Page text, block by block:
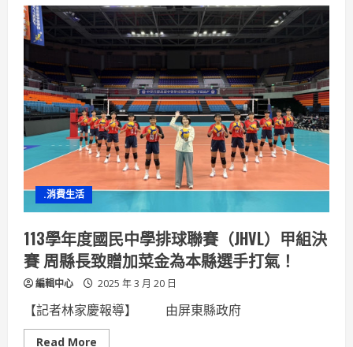
縣
榮
獲
113
年
動
物
保
護
業
務
評
鑑
雙
肯
定
續
提
升
動
物
福
利
.消費生活
113學年度國民中學排球聯賽（JHVL）甲組決
賽 周縣長致贈加菜金為本縣選手打氣！
編輯中心 2025 年 3 月 20 日
【記者林家慶報導】 由屏東縣政府
Read More